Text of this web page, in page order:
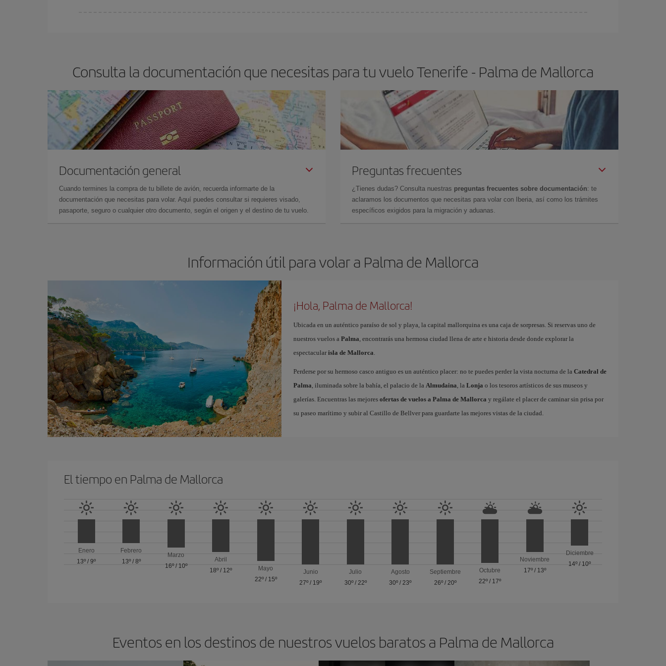
Consulta la documentación que necesitas para tu vuelo Tenerife - Palma de Mallorca
Documentación general
Cuando termines la compra de tu billete de avión, recuerda informarte de la
documentación que necesitas para volar. Aquí puedes consultar si requieres visado,
pasaporte, seguro o cualquier otro documento, según el origen y el destino de tu vuelo.
Preguntas frecuentes
¿Tienes dudas? Consulta nuestras preguntas frecuentes sobre documentación: te
aclaramos los documentos que necesitas para volar con Iberia, así como los trámites
específicos exigidos para la migración y aduanas.
Información útil para volar a Palma de Mallorca
¡Hola, Palma de Mallorca!
Ubicada en un auténtico paraíso de sol y playa, la capital mallorquina es una caja de sorpresas. Si reservas uno de
nuestros vuelos a Palma, encontrarás una hermosa ciudad llena de arte e historia desde donde explorar la
espectacular isla de Mallorca.
Perderse por su hermoso casco antiguo es un auténtico placer: no te puedes perder la vista nocturna de la Catedral de
Palma, iluminada sobre la bahía, el palacio de la Almudaina, la Lonja o los tesoros artísticos de sus museos y
galerías. Encuentras las mejores ofertas de vuelos a Palma de Mallorca y regálate el placer de caminar sin prisa por
su paseo marítimo y subir al Castillo de Bellver para guardarte las mejores vistas de la ciudad.
El tiempo en Palma de Mallorca
Enero
13º /9º
Febrero
13º/ 8º
Marzo
16º/ 10º
Abril
18º / 12º
Mayo
22º/ 15º
Junio
27º / 19º
Julio
30º/ 22º
Agosto
30º /23º
Septiembre
26º/ 20º
Octubre
22º / 17º
Noviembre
17º/ 13º
Diciembre
14º / 10º
Eventos en los destinos de nuestros vuelos baratos a Palma de Mallorca